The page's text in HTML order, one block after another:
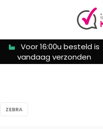
Voor 16:00u besteld is
vandaag verzonden
ZEBRA